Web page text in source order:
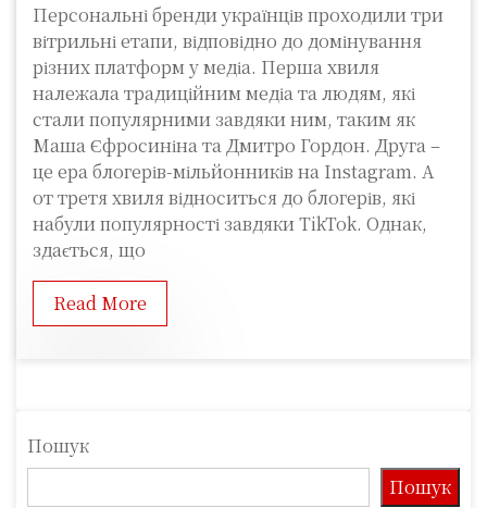
Персональні бренди українців проходили три
вітрильні етапи, відповідно до домінування
різних платформ у медіа. Перша хвиля
належала традиційним медіа та людям, які
стали популярними завдяки ним, таким як
Маша Єфросиніна та Дмитро Гордон. Друга –
це ера блогерів-мільйонників на Instagram. А
от третя хвиля відноситься до блогерів, які
набули популярності завдяки TikTok. Однак,
здається, що
Read More
Пошук
Пошук